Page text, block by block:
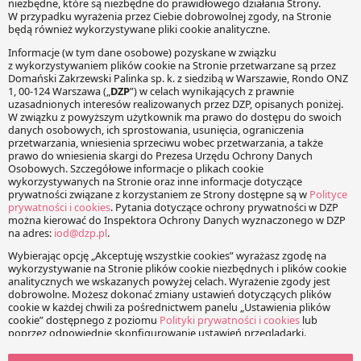
scenariusza czy muzyki).
Facebook Share on X LinkedIn
WhatsApp Email Copy Link
PRZECZYTAJ RÓWNIEŻ:
twórcy znaku towarowego
jako podstawa do
unieważnienia prawa
ochronnego na znak
towarowy
problemy związane ze
znakami towarowymi
Zgodnie z definicją zawartą
w ustawie z 30 czerwca
2000 r. prawo własności